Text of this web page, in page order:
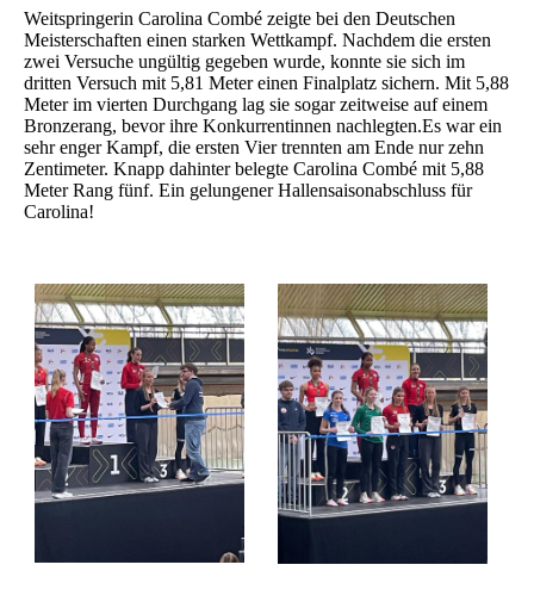
Weitspringerin Carolina Combé zeigte bei den Deutschen
Meisterschaften einen starken Wettkampf. Nachdem die ersten
zwei Versuche ungültig gegeben wurde, konnte sie sich im
dritten Versuch mit 5,81 Meter einen Finalplatz sichern. Mit 5,88
Meter im vierten Durchgang lag sie sogar zeitweise auf einem
Bronzerang, bevor ihre Konkurrentinnen nachlegten.Es war ein
sehr enger Kampf, die ersten Vier trennten am Ende nur zehn
Zentimeter. Knapp dahinter belegte Carolina Combé mit 5,88
Meter Rang fünf. Ein gelungener Hallensaisonabschluss für
Carolina!